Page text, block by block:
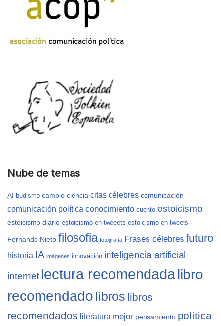
Nube de temas
AI budismo cambio ciencia citas célebres comunicación
comunicación política conocimiento cuento estoicismo
estoicismo diario estoicismo en tweeets estoicismo en tweets
Fernando Nieto filosofia fotografía Frases célebres futuro
historia IA imágenes innovación inteligencia artificial
internet lectura recomendadalibro
recomendado libros libros
recomendados literatura mejor pensamiento política